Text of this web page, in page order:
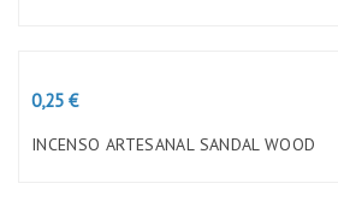
Preço
0,25 €
INCENSO ARTESANAL SANDAL WOOD